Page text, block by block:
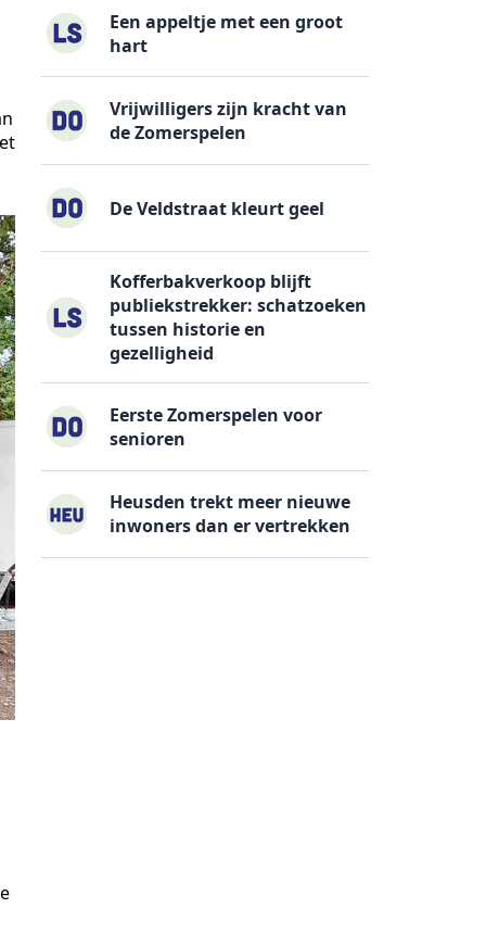
Een appeltje met een groot
hart
Vrijwilligers zijn kracht van
de Zomerspelen
De Veldstraat kleurt geel
Kofferbakverkoop blijft
publiekstrekker: schatzoeken
tussen historie en
gezelligheid
Eerste Zomerspelen voor
senioren
Heusden trekt meer nieuwe
inwoners dan er vertrekken